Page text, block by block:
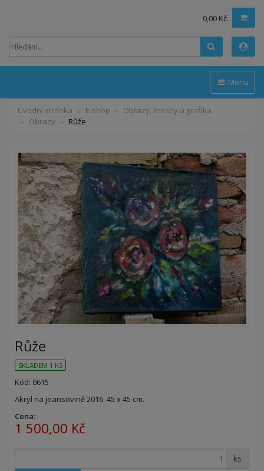
0,00 Kč
Menu
Úvodní stránka E-shop
Obrazy, kresby a grafika
Obrazy
Růže
Růže
SKLADEM 1 KS
Kód: 0615
Akryl na jeansovině 2016 45 x 45 cm.
Cena:
1 500,00 Kč
ks